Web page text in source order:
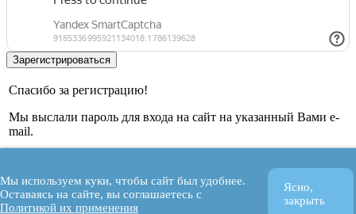
Спасибо за регистрацию!
Мы выслали пароль для входа на сайт на указанный Вами e-
mail.
OK
Мы используем куки, чтобы сайт был удобнее.
Оставаясь на сайте, вы соглашаетесь с
Политикой их применения
Ясно,
закрыть